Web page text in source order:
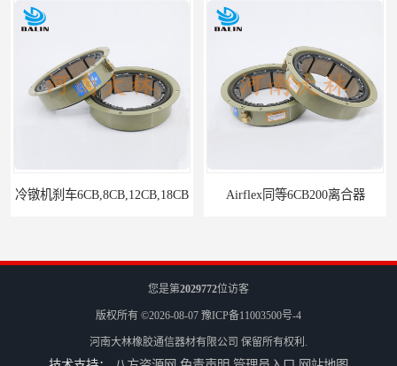
冷镦机刹车6CB,8CB,12CB,18CB Airflex同等6CB200离合器
您是第2029772位访客
版权所有 ©2026-08-07 豫ICP备11003500号-4
河南大林橡胶通信器材有限公司 保留所有权利.